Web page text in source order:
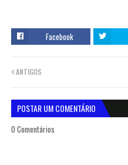
Facebook
ANTIGOS
POSTAR UM COMENTÁRIO
0 Comentários